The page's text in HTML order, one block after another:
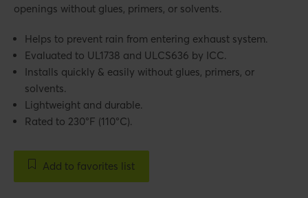
openings without glues, primers, or solvents.
Helps to prevent rain from entering exhaust system.
Evaluated to UL1738 and ULCS636 by ICC.
Installs quickly & easily without glues, primers, or
solvents.
Lightweight and durable.
Rated to 230°F (110°C).
Add to favorites list